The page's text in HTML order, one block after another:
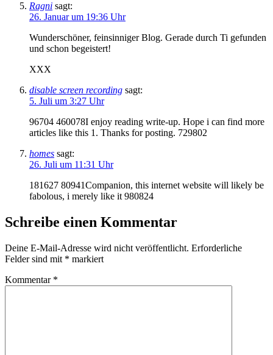
Ragni sagt:
26. Januar um 19:36 Uhr
Wunderschöner, feinsinniger Blog. Gerade durch Ti gefunden
und schon begeistert!
XXX
disable screen recording sagt:
5. Juli um 3:27 Uhr
96704 460078I enjoy reading write-up. Hope i can find more
articles like this 1. Thanks for posting. 729802
homes sagt:
26. Juli um 11:31 Uhr
181627 80941Companion, this internet website will likely be
fabolous, i merely like it 980824
Schreibe einen Kommentar
Deine E-Mail-Adresse wird nicht veröffentlicht. Erforderliche
Felder sind mit * markiert
Kommentar *